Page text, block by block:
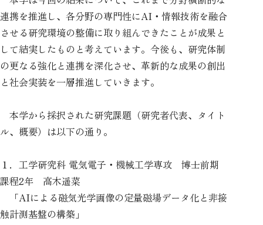
連携を推進し、各分野の専門性にAI・情報技術を融合
させる研究環境の整備に取り組んできたことが成果と
して結実したものと考えています。今後も、研究体制
の更なる強化と連携を深化させ、革新的な成果の創出
と社会実装を一層推進していきます。
本学から採択された研究課題（研究者代表、タイト
ル、概要）は以下の通り。
１．工学研究科 電気電子・機械工学専攻 博士前期
課程2年 高木遥菜
「AIによる磁気光学画像の定量磁場データ化と非接
触計測基盤の構築」